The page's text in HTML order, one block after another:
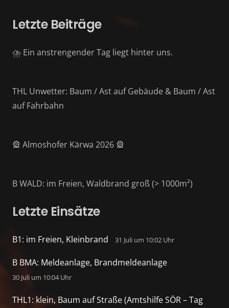
Letzte Beiträge
⛈️ Ein anstrengender Tag liegt hinter uns.
THL Unwetter: Baum / Ast auf Gebäude & Baum / Ast
auf Fahrbahn
🎡 Almoshofer Kärwa 2026 🎡
B WALD: im Freien, Waldbrand groß (> 1000m²)
Letzte Einsätze
B1: im Freien, Kleinbrand 31 Juli um 10:02 Uhr
B BMA: Meldeanlage, Brandmeldeanlage
30 Juli um 10:04 Uhr
THL1: klein, Baum auf Straße (Amtshilfe SÖR – Tag